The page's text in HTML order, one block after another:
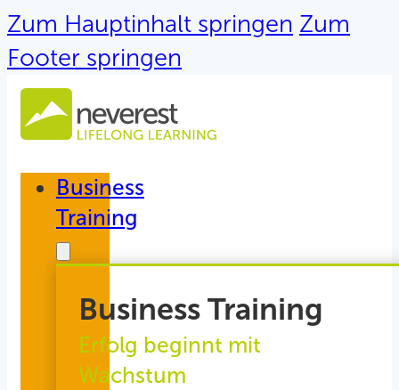
Zum Hauptinhalt springen Zum
Footer springen
Business
Training
Business Training
Erfolg beginnt mit
Wachstum